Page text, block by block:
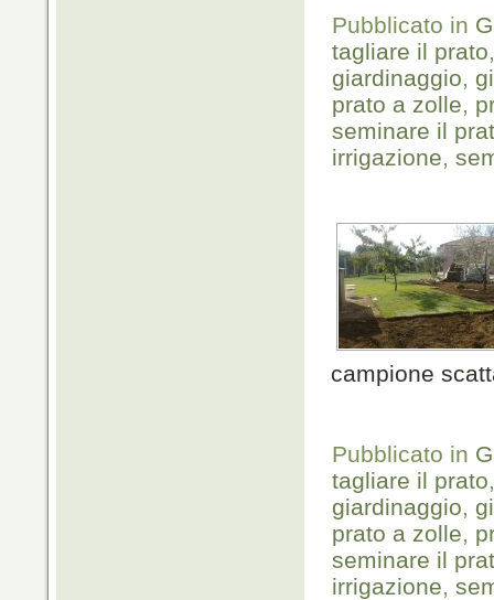
Pubblicato in
tagliare il prato
giardinaggio,
prato a zolle,
seminare il
irrigazione,
campione
Pubblicato in
tagliare il prato
giardinaggio,
prato a zolle,
seminare il
irrigazione,